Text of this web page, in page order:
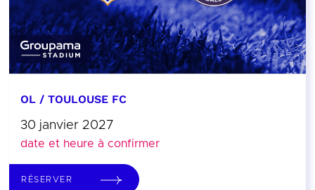
OL / TOULOUSE FC
30 janvier 2027
date et heure à confirmer
RÉSERVER